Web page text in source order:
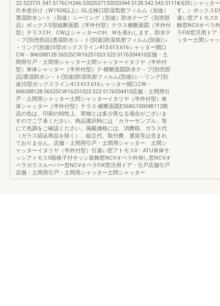
22.523731.547.5176CH246.5302527132020344.5128.542.542.51114.535
巾木使分け（W1924以上）GL点検口防湿気密フィルム（別途）
透湿防水シ−ト（別途）シーリング（別途）防水テープ（別売部
品）ボックスS型縦断面図［半外付型］テラス横断面図［半外付
型］テラスCH、CWはシャッターのH、Wを表わします。防水テ
－プ(別売部品)透湿防水シ－ト(別途)防湿気密フィルム(別途)シ
－リング(別途)S型ボックスライン413.613.616シャッター開口
CW－846588128.56525CW16251023.523.5176334410店舗・土
間用引戸・土間用シャッター土間シャッターイタリヤ（半外付
型）単体シャッター［半外付型］テ-横断面図防水テ－プ(別売部
品)透湿防水シ－ト(別途)防湿気密フィルム(別途)シ－リング(別
途)S型ボックスライン413.613.616シャッター開口CW－
846588128.56525CW16251023.523.5176334410店舗・土間用引
戸・土間用シャッター土間シャッターイタリヤ（半外付型）単
体シャッター［半外付型］テラス-横断面図E568G10004B112商
品の色は、印刷の特性上、実物とは多少異なる場合がございま
すのでご了承ください。商品選択時には「カラーサンプル」等
にて色調をご確認ください。掲載価格には、消費税、ガラス代
（ガラス組込商品を除く）、組立代、取付費、運賃等は含まれ
ておりません。店舗・土間用引戸・土間用シャッター 土間シ
ャッターイタリヤ（半外付型）引違い窓アトモスⅡ・ATU単体サ
ッシアトモスⅡ面格子付サッシ装飾窓NCVオペラ外倒し窓NCVオ
ペラガラスルーバー窓NCVオペラFIX窓汎用ドア・引戸店舗引戸
店舗・土間用引戸・土間用シャッター土間シャッター
い。（シャッタ
す。）ボックス
違い窓アトモスⅡ
飾窓NCVオペラ
ラFIX窓汎用ドア
ッター土間シャ